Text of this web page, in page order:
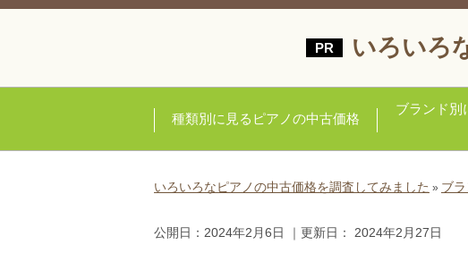
いろいろ
種類別に見るピアノの中古価格
ブランド別
いろいろなピアノの中古価格を調査してみました » ブ
公開日： 2024年2月6日 ｜更新日： 2024年2月27日